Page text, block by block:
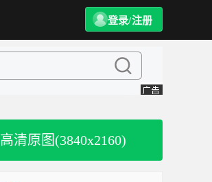
登录/注册
高清原图(3840x2160)